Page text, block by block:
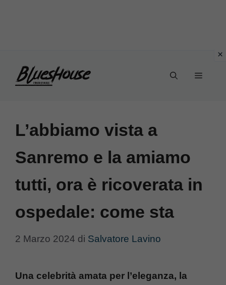
Menu
L’abbiamo vista a
Sanremo e la amiamo
tutti, ora è ricoverata in
ospedale: come sta
2 Marzo 2024 di Salvatore Lavino
Una celebrità amata per l’eleganza, la